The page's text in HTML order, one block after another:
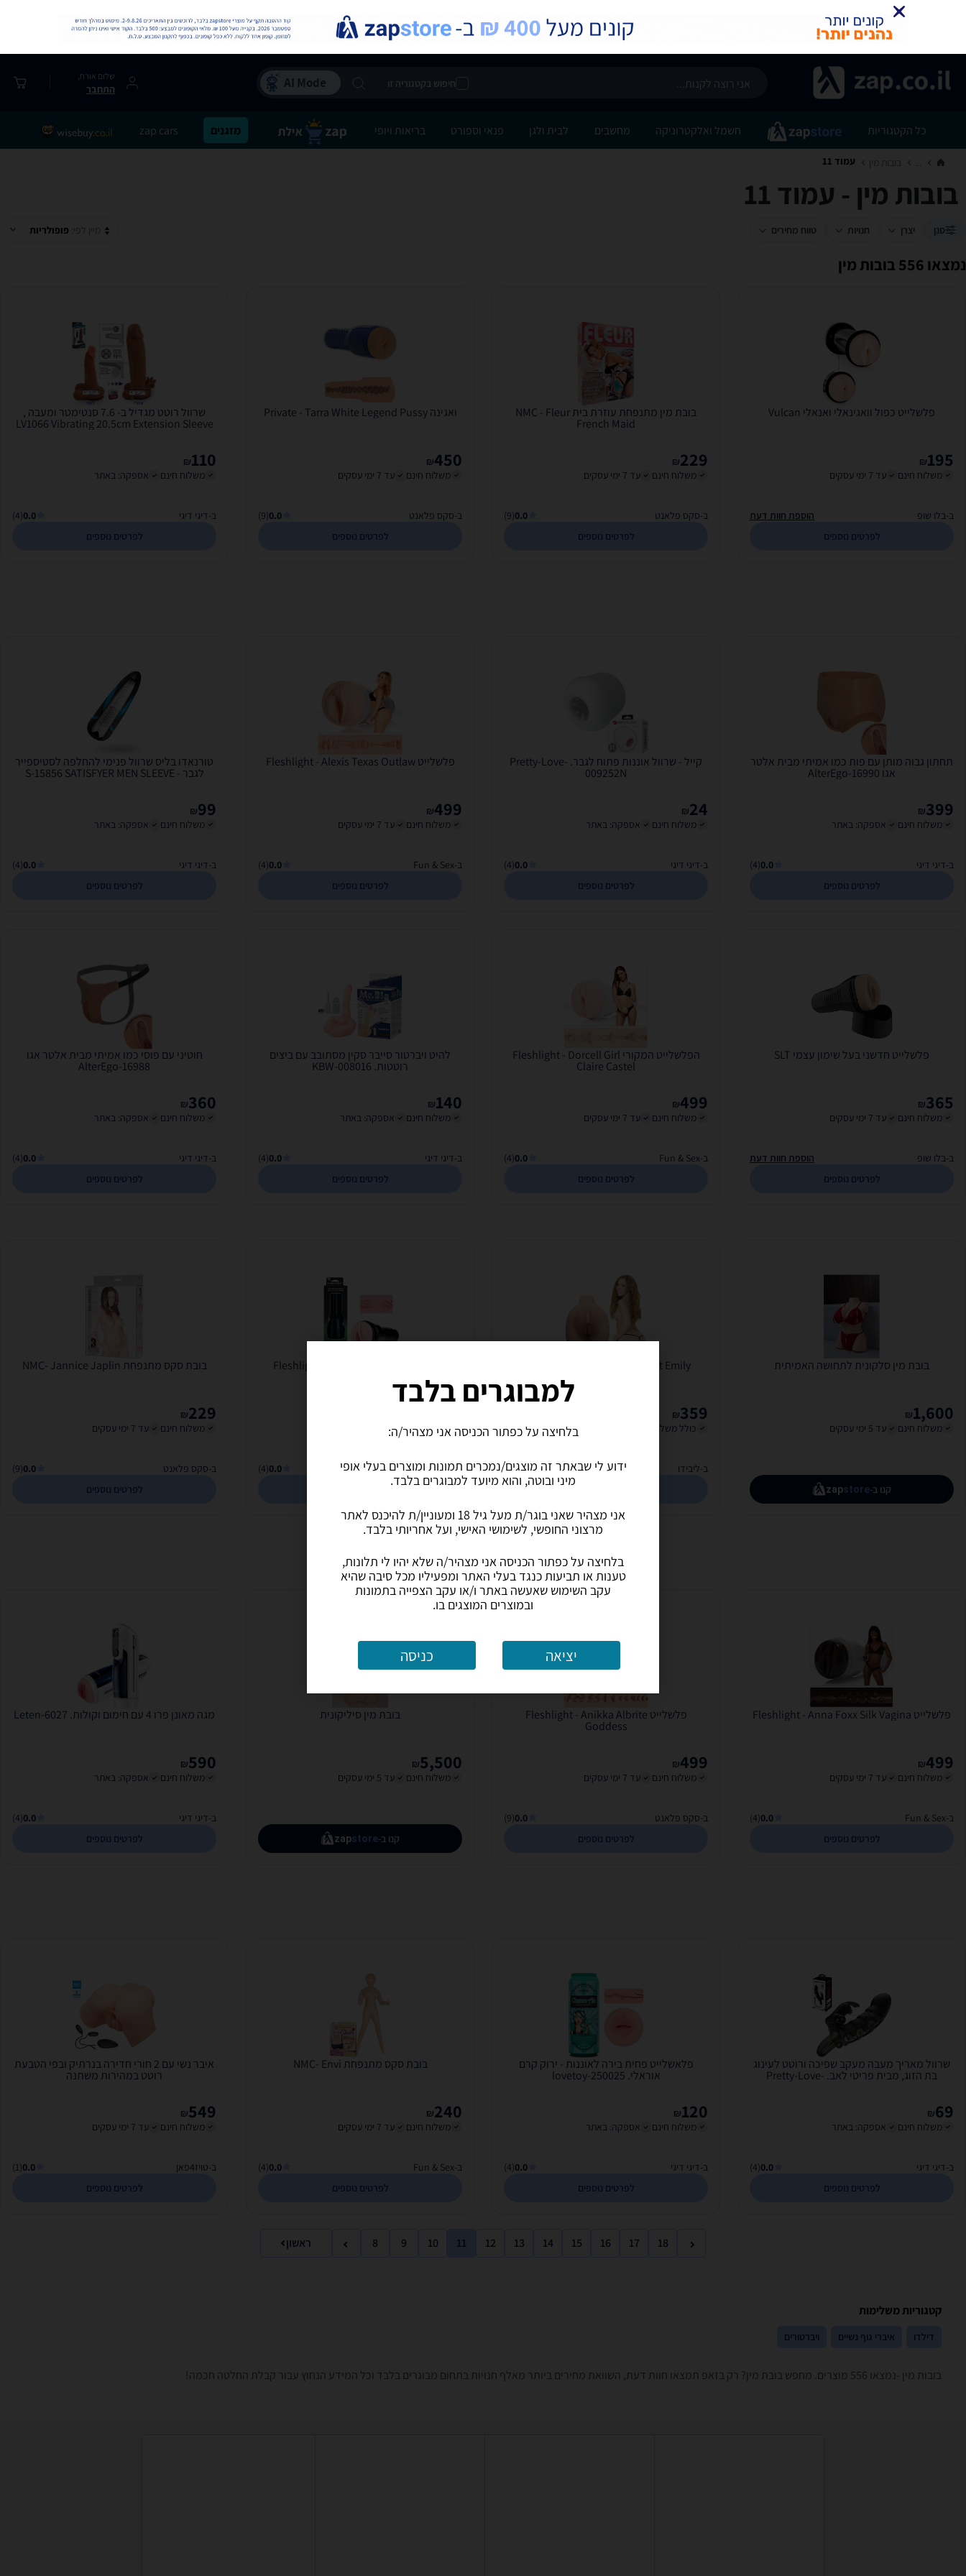
חיפוש בקטגוריה זו
שלום אורח,
התחבר
כל הקטגוריות חשמל ואלקטרוניקה מחשבים לבית ולגן פנאי וספורט בריאות ויופי מזגנים zap cars
בובות מין‏ עמוד 11
בובות מין - עמוד 11
סנן יצרן חנויות טווח מחירים מיין לפי: פופולריות
נמצאו 556 בובות מין
פלשלייט כפול וואגינאלי ואנאלי Vulcan
195
₪
משלוח חינם
עד 7 ימי עסקים
ב-בלו שופ
הוספת חוות דעת
לפרטים נוספים
בובת מין מתנפחת עוזרת בית NMC - Fleur
French Maid
229
₪
משלוח חינם
עד 7 ימי עסקים
ב-סקס פלאנט 0.0
(9)
לפרטים נוספים
ואגינה Private - Tarra White Legend Pussy
450
₪
משלוח חינם
עד 7 ימי עסקים
ב-סקס פלאנט 0.0
(9)
לפרטים נוספים
שרוול רוטט מגדיל ב- 7.6 סנטימטר ומעבה ,
LV1066 Vibrating 20.5cm Extension Sleeve
110
₪
משלוח חינם
אספקה: באתר
ב-דיגי דיגי 0.0
(4)
לפרטים נוספים
תחתון גבוה מותן עם פות כמו אמיתי מבית אלטר
אגו AlterEgo-16990
399
₪
משלוח חינם
אספקה: באתר
ב-דיגי דיגי 0.0
(4)
לפרטים נוספים
קייל - שרוול אוננות פתוח לגבר. Pretty-Love-
009252N
24
₪
משלוח חינם
אספקה: באתר
ב-דיגי דיגי 0.0
(4)
לפרטים נוספים
פלשלייט Fleshlight - Alexis Texas Outlaw
499
₪
משלוח חינם
עד 7 ימי עסקים
ב-Fun & Sex 0.0
(4)
לפרטים נוספים
טורנאדו בליס שרוול פנימי להחלפה לסטיספייר
לגבר S-15856 SATISFYER MEN SLEEVE -
99
₪
משלוח חינם
אספקה: באתר
ב-דיגי דיגי 0.0
(4)
לפרטים נוספים
פלשלייט חדשני בעל שימון עצמי SLT
365
₪
משלוח חינם
עד 7 ימי עסקים
ב-בלו שופ
הוספת חוות דעת
לפרטים נוספים
הפלשלייט המקורי Fleshlight - Dorcell Girl
Claire Castel
499
₪
משלוח חינם
עד 7 ימי עסקים
ב-Fun & Sex 0.0
(4)
לפרטים נוספים
להיט ויברטור סייבר סקין מסתובב עם ביצים
רוטטות. KBW-008016
140
₪
משלוח חינם
אספקה: באתר
ב-דיגי דיגי 0.0
(4)
לפרטים נוספים
חוטיני עם פוסי כמו אמיתי מבית אלטר אגו
AlterEgo-16988
360
₪
משלוח חינם
אספקה: באתר
ב-דיגי דיגי 0.0
(4)
לפרטים נוספים
בובת מין סלקונית לתחושה האמיתית
1,600
₪
משלוח חינם
עד 5 ימי עסקים
קנו ב- zapstore
Juicy Wet Emily בובת מין במראה רטוב
359
₪
כולל משלוח (20 ₪)
ב-ליבידו
הוספת חוות דעת
משלוח חינם
עד 7 ימי עסקים
ב-Fun & Sex 0.0
(4)
בובת סקס מתנפחת NMC- Jannice Japlin
229
₪
משלוח חינם
עד 7 ימי עסקים
ב-סקס פלאנט 0.0
(9)
לפרטים נוספים
פלשלייט Fleshlight - Anna Foxx Silk Vagina
499
₪
משלוח חינם
עד 7 ימי עסקים
ב-Fun & Sex 0.0
(4)
לפרטים נוספים
פלשלייט Fleshlight - Anikka Albrite
Goddess
499
₪
משלוח חינם
עד 7 ימי עסקים
ב-סקס פלאנט 0.0
(9)
לפרטים נוספים
בובת מין סיליקונית
5,500
₪
משלוח חינם
עד 5 ימי עסקים
קנו ב- zapstore
מגה מאונן פרו 4 עם חימום וקולות. Leten-6027
590
₪
משלוח חינם
אספקה: באתר
ב-דיגי דיגי 0.0
(4)
לפרטים נוספים
שרוול מאריך מעבה מעקב שפיכה ורוטט לעינוג
בת הזוג, מבית פריטי לאב. Pretty-Love-
69
₪
משלוח חינם
אספקה: באתר
ב-דיגי דיגי 0.0
(4)
לפרטים נוספים
פלאשלייט פחית בירה לאוננות - ירוק קרם
אוראלי. lovetoy-250025
120
₪
משלוח חינם
אספקה: באתר
ב-דיגי דיגי 0.0
(4)
לפרטים נוספים
בובת סקס מתנפחת NMC- Envi
240
₪
משלוח חינם
עד 7 ימי עסקים
ב-Fun & Sex 0.0
(4)
לפרטים נוספים
איבר נשי עם 2 חורי חדירה בנרתיק ובפי הטבעת
רוטט במהירות משתנה
549
₪
משלוח חינם
עד 7 ימי עסקים
ב-טויז4פאן 0.0
(1)
לפרטים נוספים
8 9 10 11 12 13 14 15 16 17 18 ראשון
קטגוריות משלימות
דילדו איברי גוף נשיים ויברטורים
בובות מין -נמצאו 556 מוצרים. מחפש בובת מין? רק בזאפ תמצאו חוות דעת, השוואת מחירים ביותר מאלף חנויות בתחום מבוגרים בלבד וכל המידע הנחוץ עבור קבלת החלטה חכמה!
למבוגרים בלבד
בלחיצה על כפתור הכניסה אני מצהיר/ה:
ידוע לי שבאתר זה מוצגים/נמכרים תמונות ומוצרים בעלי אופי
מיני ובוטה, והוא מיועד למבוגרים בלבד.
אני מצהיר שאני בוגר/ת מעל גיל 18 ומעוניין/ת להיכנס לאתר
מרצוני החופשי, לשימושי האישי, ועל אחריותי בלבד.
בלחיצה על כפתור הכניסה אני מצהיר/ה שלא יהיו לי תלונות,
טענות או תביעות כנגד בעלי האתר ומפעיליו מכל סיבה שהיא
עקב השימוש שאעשה באתר ו/או עקב הצפייה בתמונות
ובמוצרים המוצגים בו.
יציאה כניסה